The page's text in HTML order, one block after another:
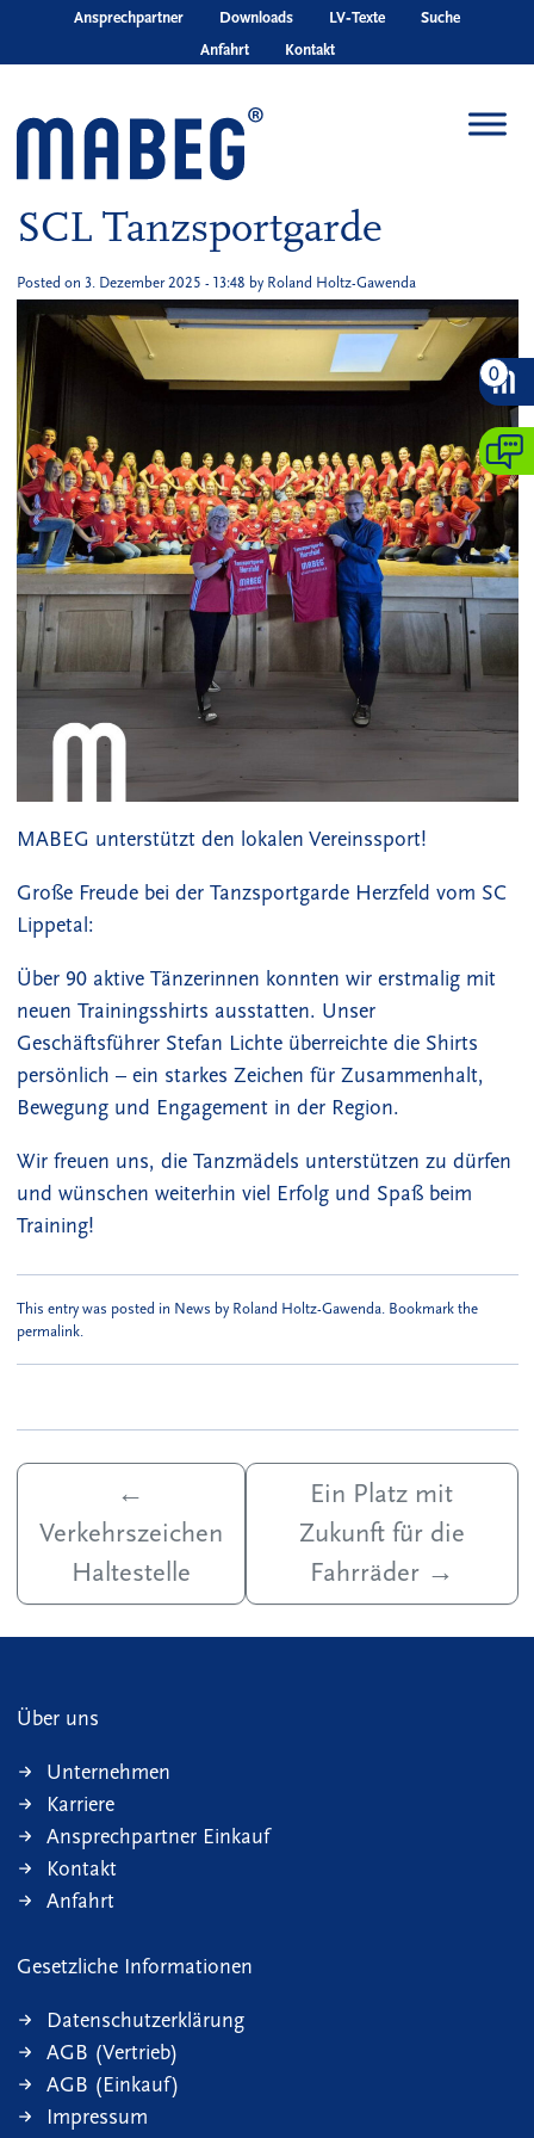
Skip to main content
Ansprechpartner Downloads LV‑Texte
Suche
Anfahrt
Kontakt
SCL Tanzsportgarde
Posted on 3. Dezember 2025 - 13:48 by Roland Holtz-Gawenda
MABEG unterstützt den lokalen Vereinssport!
Große Freude bei der Tanzsportgarde Herzfeld vom SC
Lippetal:
Über 90 aktive Tänzerinnen konnten wir erstmalig mit
neuen Trainingsshirts ausstatten. Unser
Geschäftsführer Stefan Lichte überreichte die Shirts
persönlich – ein starkes Zeichen für Zusammenhalt,
Bewegung und Engagement in der Region.
Wir freuen uns, die Tanzmädels unterstützen zu dürfen
und wünschen weiterhin viel Erfolg und Spaß beim
Training!
This entry was posted in News by Roland Holtz-Gawenda . Bookmark the
permalink.
←
Verkehrszeichen
Haltestelle
Ein Platz mit
Zukunft für die
Fahrräder →
0
Über uns
Unternehmen
Karriere
Ansprechpartner Einkauf
Kontakt
Anfahrt
Gesetzliche Informationen
Datenschutzerklärung
AGB (Vertrieb)
AGB (Einkauf)
Impressum